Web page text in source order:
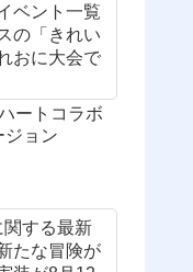
ベント一覧
の「きれい
おに大会で
ートコラボ
ジョン
関する最新
たな冒険が